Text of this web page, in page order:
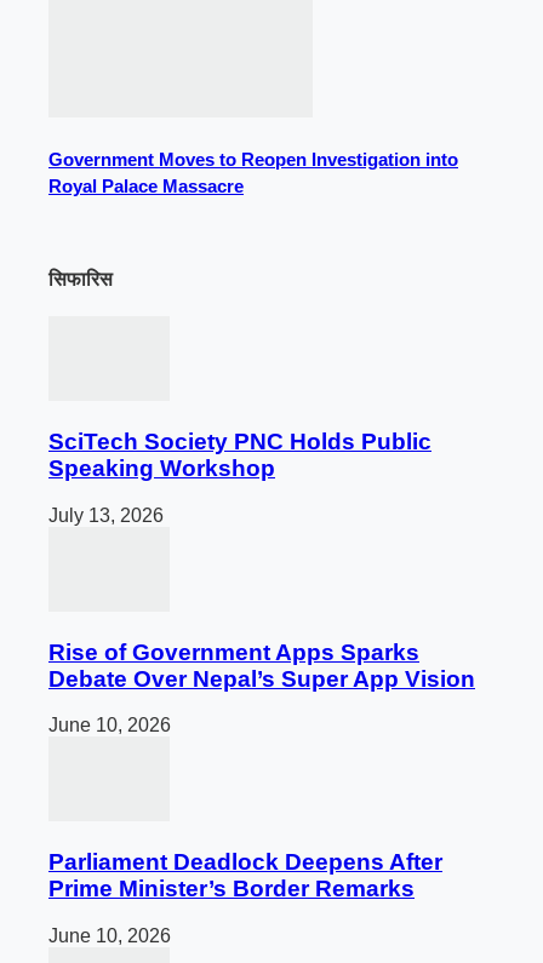
Government Moves to Reopen Investigation into
Royal Palace Massacre
सिफारिस
SciTech Society PNC Holds Public
Speaking Workshop
July 13, 2026
Rise of Government Apps Sparks
Debate Over Nepal’s Super App Vision
June 10, 2026
Parliament Deadlock Deepens After
Prime Minister’s Border Remarks
June 10, 2026